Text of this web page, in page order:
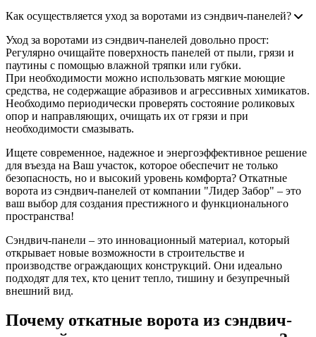
Как осуществляется уход за воротами из сэндвич-панелей?
Уход за воротами из сэндвич-панелей довольно прост:
Регулярно очищайте поверхность панелей от пыли, грязи и
паутины с помощью влажной тряпки или губки.
При необходимости можно использовать мягкие моющие
средства, не содержащие абразивов и агрессивных химикатов.
Необходимо периодически проверять состояние роликовых
опор и направляющих, очищать их от грязи и при
необходимости смазывать.
Ищете современное, надежное и энергоэффективное решение
для въезда на Ваш участок, которое обеспечит не только
безопасность, но и высокий уровень комфорта? Откатные
ворота из сэндвич-панелей от компании "Лидер Забор" – это
ваш выбор для создания престижного и функционального
пространства!
Сэндвич-панели – это инновационный материал, который
открывает новые возможности в строительстве и
производстве ограждающих конструкций. Они идеально
подходят для тех, кто ценит тепло, тишину и безупречный
внешний вид.
Почему откатные ворота из сэндвич-